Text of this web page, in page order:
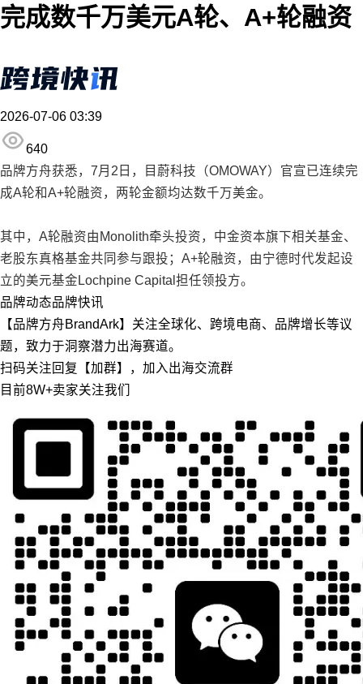
完成数千万美元A轮、A+轮融资
2026-07-06 03:39
640
品牌方舟获悉，7月2日，目蔚科技（OMOWAY）官宣已连续完
成A轮和A+轮融资，两轮金额均达数千万美金。
其中，A轮融资由Monolith牵头投资，中金资本旗下相关基金、
老股东真格基金共同参与跟投；A+轮融资，由宁德时代发起设
立的美元基金Lochpine Capital担任领投方。
品牌动态品牌快讯
【品牌方舟BrandArk】关注全球化、跨境电商、品牌增长等议
题，致力于洞察潜力出海赛道。
扫码关注回复【加群】，加入出海交流群
目前8W+卖家关注我们